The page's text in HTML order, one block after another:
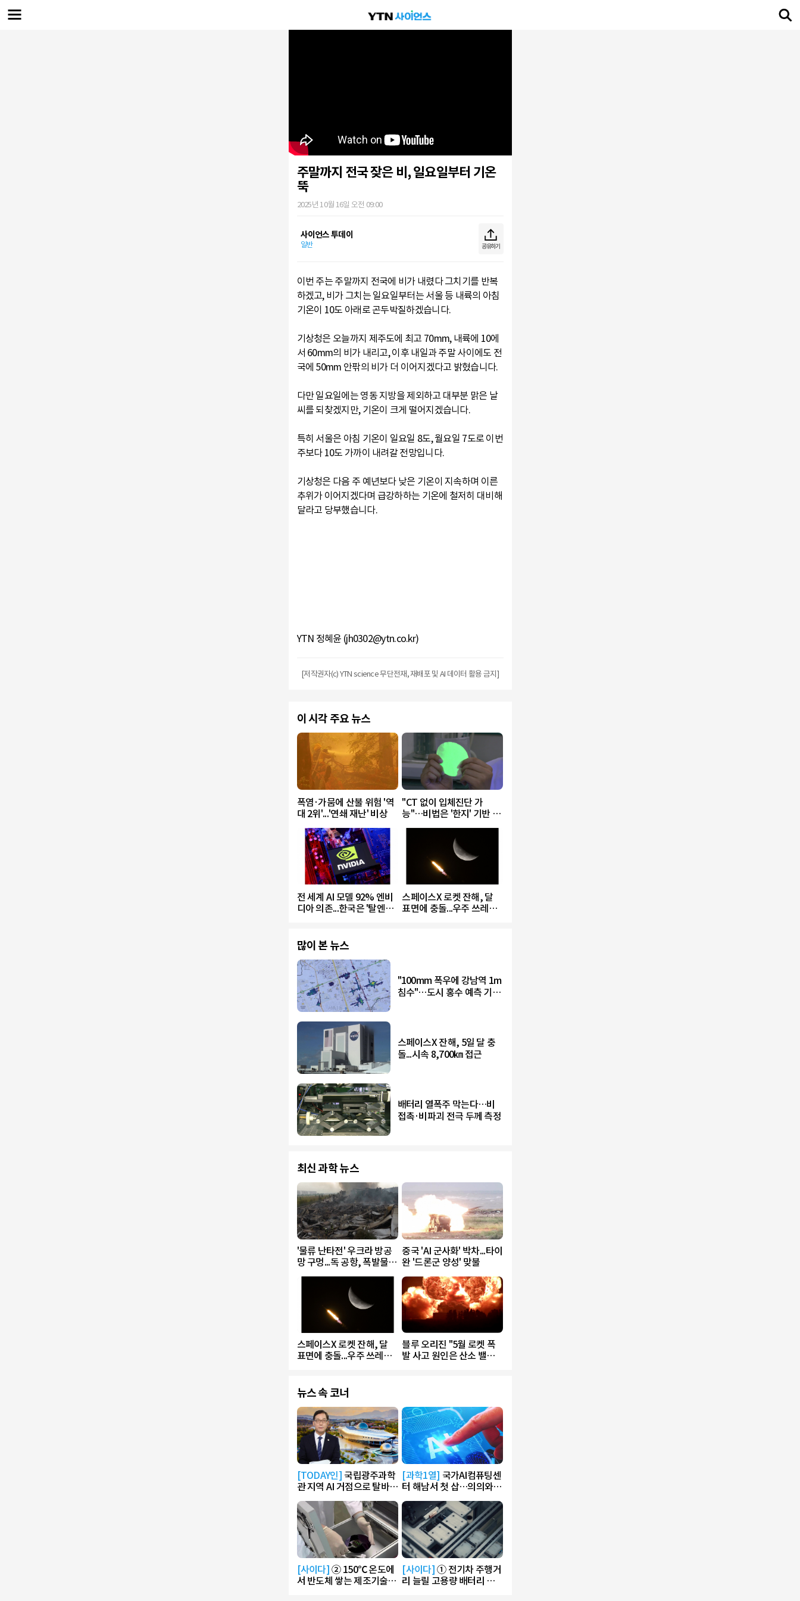
주말까지 전국 잦은 비, 일요일부터 기온
뚝
2025년 10월 16일 오전 09:00
사이언스 투데이
일반 공유하기
이번 주는 주말까지 전국에 비가 내렸다 그치기를 반복
하겠고, 비가 그치는 일요일부터는 서울 등 내륙의 아침
기온이 10도 아래로 곤두박질하겠습니다.
기상청은 오늘까지 제주도에 최고 70mm, 내륙에 10에
서 60mm의 비가 내리고, 이후 내일과 주말 사이에도 전
국에 50mm 안팎의 비가 더 이어지겠다고 밝혔습니다.
다만 일요일에는 영동 지방을 제외하고 대부분 맑은 날
씨를 되찾겠지만, 기온이 크게 떨어지겠습니다.
특히 서울은 아침 기온이 일요일 8도, 월요일 7도로 이번
주보다 10도 가까이 내려갈 전망입니다.
기상청은 다음 주 예년보다 낮은 기온이 지속하며 이른
추위가 이어지겠다며 급강하하는 기온에 철저히 대비해
달라고 당부했습니다.
YTN 정혜윤 (jh0302@ytn.co.kr)
[저작권자(c) YTN science 무단전재, 재배포 및 AI 데이터 활용 금지]
이 시각 주요 뉴스
폭염·가뭄에 산불 위험 '역
대 2위'...'연쇄 재난' 비상
"CT 없이 입체진단 가
능"…비법은 '한지' 기반 필
전 세계 AI 모델 92% 엔비
디아 의존...한국은 '탈엔비
스페이스X 로켓 잔해, 달
표면에 충돌...우주 쓰레기
많이 본 뉴스
"100mm 폭우에 강남역 1m
침수"…도시 홍수 예측 기술
스페이스X 잔해, 5일 달 충
돌...시속 8,700㎞ 접근
배터리 열폭주 막는다…비
접촉·비파괴 전극 두께 측정
최신 과학 뉴스
'물류 난타전' 우크라 방공
망 구멍...독 공항, 폭발물
중국 'AI 군사화' 박차...타이
완 '드론군 양성' 맞불
스페이스X 로켓 잔해, 달
표면에 충돌...우주 쓰레기
블루 오리진 "5월 로켓 폭
발 사고 원인은 산소 밸브
뉴스 속 코너
[TODAY인] 국립광주과학
관 지역 AI 거점으로 탈바
[과학1열] 국가AI컴퓨팅센
터 해남서 첫 삽…의의와
[사이다] ② 150℃ 온도에
서 반도체 쌓는 제조기술
[사이다] ① 전기차 주행거
리 늘릴 고용량 배터리 신